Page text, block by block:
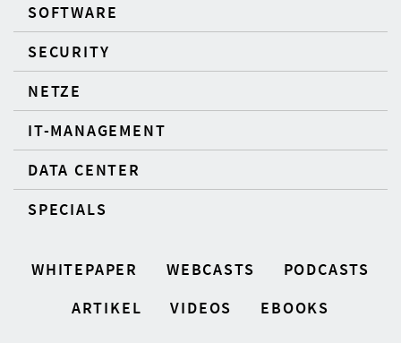
SOFTWARE
SECURITY
NETZE
IT-MANAGEMENT
DATA CENTER
SPECIALS
WHITEPAPER WEBCASTS
PODCASTS
ARTIKEL
VIDEOS EBOOKS